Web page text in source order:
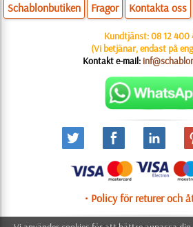
Schablonbutiken Fragor Kontakta oss
Kundtjänst:08 12 400
(Vi betjänar, endast på
Kontakt e-mail:
• Policy för returer och